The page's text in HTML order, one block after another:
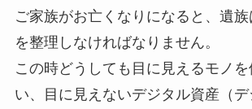
ご家族がお亡くなりになると、遺
を整理しなければなりません。
この時どうしても目に見えるモノを
い、目に見えないデジタル資産（デ